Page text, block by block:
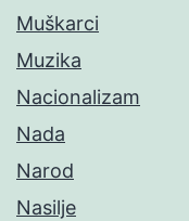
Muškarci
Muzika
Nacionalizam
Nada
Narod
Nasilje